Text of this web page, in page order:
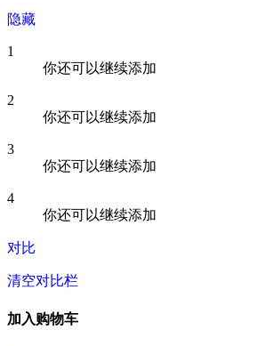
隐藏
1
你还可以继续添加
2
你还可以继续添加
3
你还可以继续添加
4
你还可以继续添加
对比
清空对比栏
加入购物车